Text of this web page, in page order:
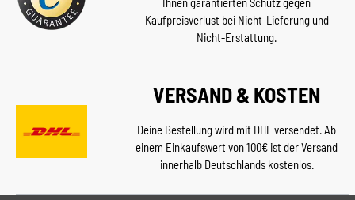
Kaufpreisverlust bei Nicht-Lieferung und
Nicht-Erstattung.
VERSAND & KOSTEN
Deine Bestellung wird mit DHL versendet. Ab
einem Einkaufswert von 100€ ist der Versand
innerhalb Deutschlands kostenlos.